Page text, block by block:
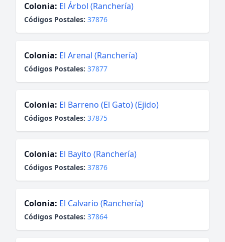
Colonia: El Árbol (Ranchería)
Códigos Postales: 37876
Colonia: El Arenal (Ranchería)
Códigos Postales: 37877
Colonia: El Barreno (El Gato) (Ejido)
Códigos Postales: 37875
Colonia: El Bayito (Ranchería)
Códigos Postales: 37876
Colonia: El Calvario (Ranchería)
Códigos Postales: 37864